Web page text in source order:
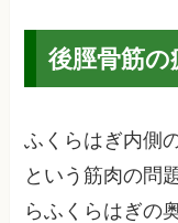
後脛骨筋
ふくらはぎ内側
という筋肉の問
らふくらはぎの